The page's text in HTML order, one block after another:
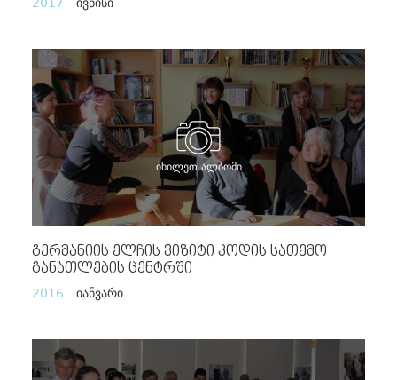
იხილეთ ალბომი
Გერმანიის Ელჩის Ვიზიტი Კოდის Სათემო
Განათლების Ცენტრში
2016 იანვარი